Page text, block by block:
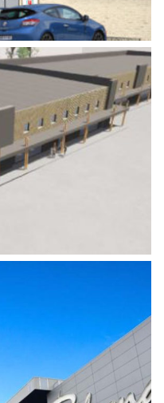
DE COQUES
ET PLACE DE
MATÉRIAUX EX
COMMERCIAL
EN
CENTRE